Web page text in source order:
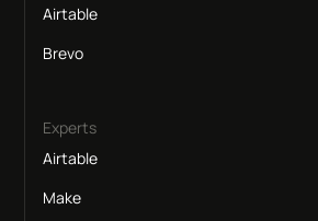
Airtable
Brevo
Experts
Airtable
Make